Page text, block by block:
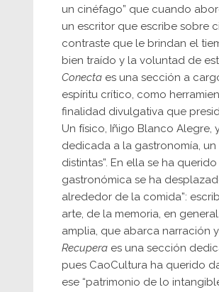
un cinéfago” que cuando
un escritor que escribe sobre
contraste que le brindan el
bien traído y la voluntad de
Conecta es una sección a
espíritu crítico, como
finalidad divulgativa que
Un físico, Iñigo Blanco Alegre,
dedicada a la gastronomía,
distintas”. En ella se ha
gastronómica se ha
alrededor de la comida”:
arte, de la memoria, en
amplia, que abarca narración
Recupera es una sección
pues CaoCultura ha querido
ese “patrimonio de lo